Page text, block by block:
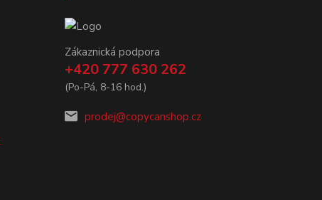
Zákaznická podpora
+420 777 630 262
(Po-Pá, 8-16 hod.)
prodej@copycanshop.cz